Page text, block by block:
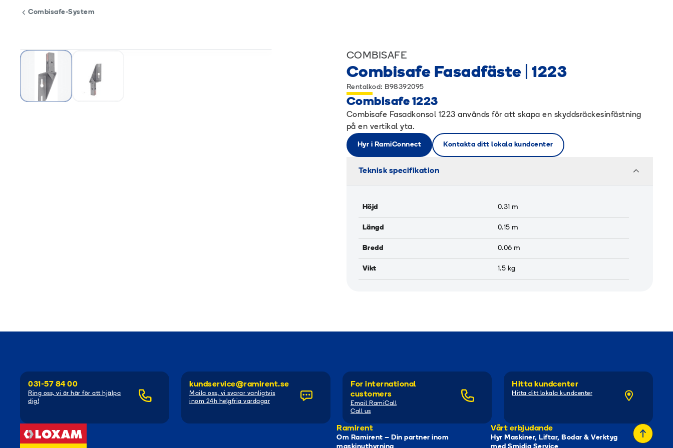
Combisafe-System
COMBISAFE
Combisafe Fasadfäste | 1223
Rentalkod: B98392095
Combisafe 1223
Combisafe Fasadkonsol 1223 används för att skapa en skyddsräckesinfästning
på en vertikal yta.
Hyr i RamiConnect Kontakta ditt lokala kundcenter
Teknisk specifikation
Höjd 0.31 m
Längd 0.15 m
Bredd 0.06 m
Vikt 1.5 kg
031-57 84 00
Ring oss, vi är här för att hjälpa
dig!
kundservice@ramirent.se
Maila oss, vi svarar vanligtvis
inom 24h helgfria vardagar
For international
customers
Email RamiCall
Call us
Hitta kundcenter
Hitta ditt lokala kundcenter
Ramirent
Om Ramirent – Din partner inom
Vårt erbjudande
Hyr Maskiner, Liftar, Bodar & Verktyg